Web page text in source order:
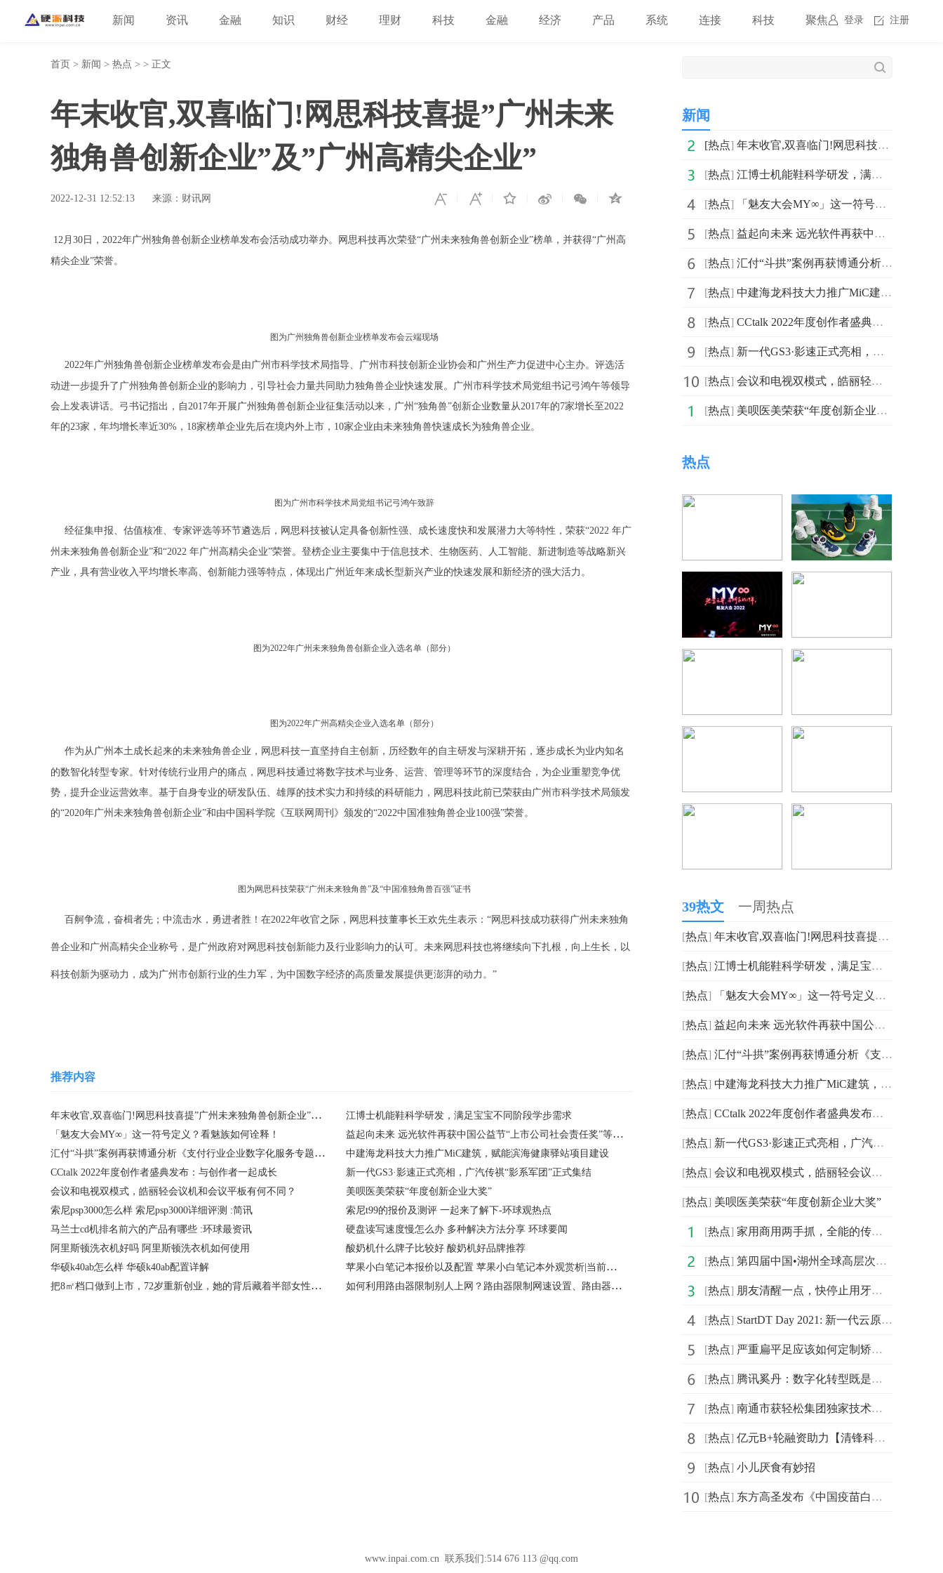
登录 注册
新闻 资讯 金融 知识 财经 理财 科技 金融 经济 产品 系统 连接 科技 聚焦
首页 > 新闻 > 热点 > > 正文
年末收官,双喜临门!网思科技喜提”广州未来
独角兽创新企业”及”广州高精尖企业”
2022-12-31 12:52:13 来源：财讯网
12月30日，2022年广州独角兽创新企业榜单发布会活动成功举办。网思科技再次荣登“广州未来独角兽创新企业”榜单，并获得“广州高
精尖企业”荣誉。
图为广州独角兽创新企业榜单发布会云端现场
2022年广州独角兽创新企业榜单发布会是由广州市科学技术局指导、广州市科技创新企业协会和广州生产力促进中心主办。 评选活
动进一步提升了广州独角兽创新企业的影响力，引导社会力量共同助力独角兽企业快速发展。广州市科学技术局党组书记弓鸿午等领导
会上发表讲话。弓书记指出，自2017年开展广州独角兽创新企业征集活动以来，广州“独角兽”创新企业数量从2017年的7家增长至2022
年的23家，年均增长率近30%，18家榜单企业先后在境内外上市，10家企业由未来独角兽快速成长为独角兽企业。
图为广州市科学技术局党组书记弓鸿午致辞
经征集申报、估值核准、专家评选等环节遴选后，网思科技被认定具备创新性强、成长速度快和发展潜力大等特性，荣获“2022 年广
州未来独角兽创新企业”和“2022 年广州高精尖企业”荣誉。登榜企业主要集中于信息技术、生物医药、人工智能、新进制造等战略新兴
产业，具有营业收入平均增长率高、创新能力强等特点，体现出广州近年来成长型新兴产业的快速发展和新经济的强大活力。
图为2022年广州未来独角兽创新企业入选名单（部分）
图为2022年广州高精尖企业入选名单（部分）
作为从广州本土成长起来的未来独角兽企业，网思科技一直坚持自主创新，历经数年的自主研发与深耕开拓，逐步成长为业内知名
的数智化转型专家。针对传统行业用户的痛点，网思科技通过将数字技术与业务、运营、管理等环节的深度结合，为企业重塑竞争优
势，提升企业运营效率。基于自身专业的研发队伍、雄厚的技术实力和持续的科研能力，网思科技此前已荣获由广州市科学技术局颁发
的“2020年广州未来独角兽创新企业”和由中国科学院《互联网周刊》颁发的“2022中国准独角兽企业100强”荣誉。
图为网思科技荣获“广州未来独角兽”及“中国准独角兽百强”证书
百舸争流，奋楫者先；中流击水，勇进者胜！在2022年收官之际，网思科技董事长王欢先生表示：“网思科技成功获得广州未来独角
兽企业和广州高精尖企业称号，是广州政府对网思科技创新能力及行业影响力的认可。未来网思科技也将继续向下扎根，向上生长，以
科技创新为驱动力，成为广州市创新行业的生力军，为中国数字经济的高质量发展提供更澎湃的动力。”
推荐内容
年末收官,双喜临门!网思科技喜提”广州未来独角兽创新企业”及”广州高精尖企业”
江博士机能鞋科学研发，满足宝宝不同阶段学步需求
「魅友大会MY∞」这一符号定义？看魅族如何诠释！
益起向未来 远光软件再获中国公益节“上市公司社会责任奖”等荣誉
汇付“斗拱”案例再获博通分析《支付行业企业数字化服务专题分析2022》肯定
中建海龙科技大力推广MiC建筑，赋能滨海健康驿站项目建设
CCtalk 2022年度创作者盛典发布：与创作者一起成长
新一代GS3·影速正式亮相，广汽传祺“影系军团”正式集结
会议和电视双模式，皓丽轻会议机和会议平板有何不同？
美呗医美荣获“年度创新企业大奖”
索尼psp3000怎么样 索尼psp3000详细评测 :简讯
索尼t99的报价及测评 一起来了解下-环球观热点
马兰士cd机排名前六的产品有哪些 :环球最资讯
硬盘读写速度慢怎么办 多种解决方法分享 环球要闻
阿里斯顿洗衣机好吗 阿里斯顿洗衣机如何使用
酸奶机什么牌子比较好 酸奶机好品牌推荐
华硕k40ab怎么样 华硕k40ab配置详解
苹果小白笔记本报价以及配置 苹果小白笔记本外观赏析|当前热议
把8㎡档口做到上市，72岁重新创业，她的背后藏着半部女性奋斗史
如何利用路由器限制别人上网？路由器限制网速设置、路由器限制网速软件是什么？
新闻
[热点] 年末收官,双喜临门!网思科技喜提”广州未来独角兽创新企
[热点] 江博士机能鞋科学研发，满足宝宝不同阶段学步需求
[热点] 「魅友大会MY∞」这一符号定义？看魅族如何诠释！
[热点] 益起向未来 远光软件再获中国公益节“上市公司社会责任
[热点] 汇付“斗拱”案例再获博通分析《支付行业企业数字化服务
[热点] 中建海龙科技大力推广MiC建筑，赋能滨海健康驿站项目建设
[热点] CCtalk 2022年度创作者盛典发布：与创作者一起成长
[热点] 新一代GS3·影速正式亮相，广汽传祺“影系军团”正式集结
[热点] 会议和电视双模式，皓丽轻会议机和会议平板有何不同？
[热点] 美呗医美荣获“年度创新企业大奖”
热点
39热文 一周热点
[热点] 年末收官,双喜临门!网思科技喜提”广州未来独角兽创新企
[热点] 江博士机能鞋科学研发，满足宝宝不同阶段学步需求
[热点] 「魅友大会MY∞」这一符号定义？看魅族如何诠释！
[热点] 益起向未来 远光软件再获中国公益节“上市公司社会责任
[热点] 汇付“斗拱”案例再获博通分析《支付行业企业数字化服务
[热点] 中建海龙科技大力推广MiC建筑，赋能滨海健康驿站项目建设
[热点] CCtalk 2022年度创作者盛典发布：与创作者一起成长
[热点] 新一代GS3·影速正式亮相，广汽传祺“影系军团”正式集结
[热点] 会议和电视双模式，皓丽轻会议机和会议平板有何不同？
[热点] 美呗医美荣获“年度创新企业大奖”
[热点] 家用商用两手抓，全能的传祺M6 PRO实在太香
[热点] 第四届中国•湖州全球高层次人才创新创业大赛北京城市赛
[热点] 朋友清醒一点，快停止用牙开瓶盖的迷惑行为
[热点] StartDT Day 2021: 新一代云原生数据中台仰世而来
[热点] 严重扁平足应该如何定制矫正鞋
[热点] 腾讯奚丹：数字化转型既是持久战更是攻坚战
[热点] 南通市获轻松集团独家技术支持，年度民心工程医保南通保
[热点] 亿元B+轮融资助力【清锋科技】拓展齿科、医疗、消费等市场
[热点] 小儿厌食有妙招
[热点] 东方高圣发布《中国疫苗白皮书》， “疫苗投行”苏州启航
www.inpai.com.cn 联系我们:514 676 113 @qq.com